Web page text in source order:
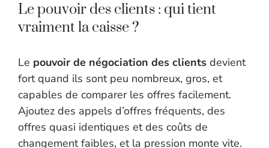
Le pouvoir des clients : qui tient
vraiment la caisse ?
Le pouvoir de négociation des clients devient
fort quand ils sont peu nombreux, gros, et
capables de comparer les offres facilement.
Ajoutez des appels d’offres fréquents, des
offres quasi identiques et des coûts de
changement faibles, et la pression monte vite.